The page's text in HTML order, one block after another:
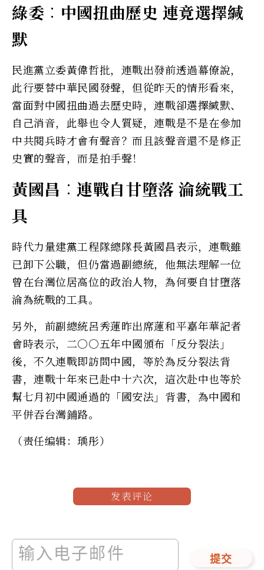
綠委︰中國扭曲歷史 連竟選擇緘
默
民進黨立委黃偉哲批，連戰出發前透過幕僚說，
此行要替中華民國發聲，但從昨天的情形看來，
當面對中國扭曲過去歷史時，連戰卻選擇緘默、
自己消音，此舉也令人質疑，連戰是不是在參加
中共閱兵時才會有聲音？而且該聲音還不是修正
史實的聲音，而是拍手聲！
黃國昌︰連戰自甘墮落 淪統戰工
具
時代力量建黨工程隊總隊長黃國昌表示，連戰雖
已卸下公職，但仍當過副總統，他無法理解一位
曾在台灣位居高位的政治人物，為何要自甘墮落
淪為統戰的工具。
另外，前副總統呂秀蓮昨出席蓮和平嘉年華記者
會時表示，二○○五年中國頒布「反分裂法」
後，不久連戰即訪問中國，等於為反分裂法背
書，連戰十年來已赴中十六次，這次赴中也等於
幫七月初中國通過的「國安法」背書，為中國和
平併吞台灣鋪路。
（责任编辑：瑀彤）
发表评论
提交